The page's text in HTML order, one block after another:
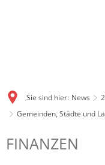
Sie sind hier: News
Gemeinden, Städte und
FINANZEN